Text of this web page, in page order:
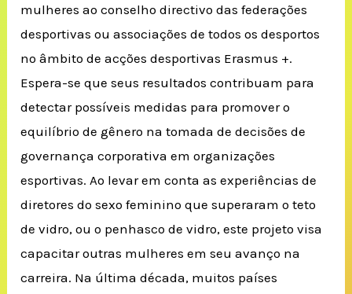
mulheres ao conselho directivo das federações
desportivas ou associações de todos os desportos
no âmbito de acções desportivas Erasmus +.
Espera-se que seus resultados contribuam para
detectar possíveis medidas para promover o
equilíbrio de gênero na tomada de decisões de
governança corporativa em organizações
esportivas.Ao levar em conta as experiências de
diretores do sexo feminino que superaram o teto
de vidro, ou o penhasco de vidro, este projeto visa
capacitar outras mulheres em seu avanço na
carreira. Na última década, muitos países